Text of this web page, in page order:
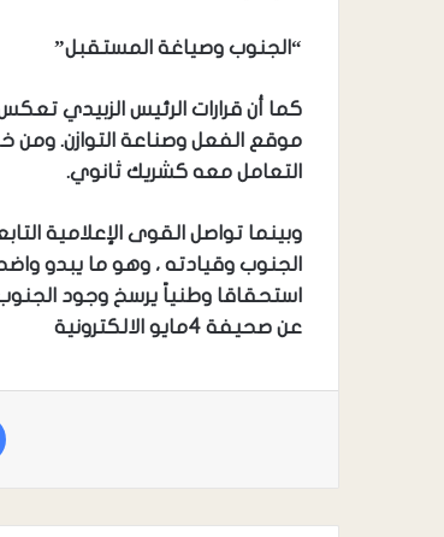
“الجنوب وصياغة المستقبل”
كما أن قرارات الرئيس الزبيدي
موقع الفعل وصناعة التوازن. ومن
التعامل معه كشريك ثانوي.
وبينما تواصل القوى الإعلامية
الجنوب وقيادته ، وهو ما يبدو
استحقاقا وطنياً يرسخ وجود
عن صحيفة 4مايو الالكترونية